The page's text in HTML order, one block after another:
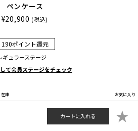
ペンケース
¥20,900 (税込)
190ポイント還元
ギュラーステージ
て会員ステージをチェック
在庫 お気に入り
カートに入れる ★